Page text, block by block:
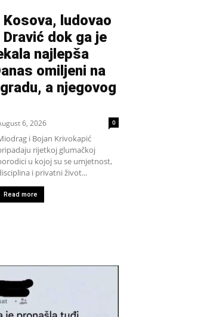
ludovao
dok ga je
najlepša
omiljeni na
a njegovog
6, 2026 0
i Bojan Krivokapić
rijetkoj glumačkoj
u kojoj su se umjetnost,
i privatni život...
Read more